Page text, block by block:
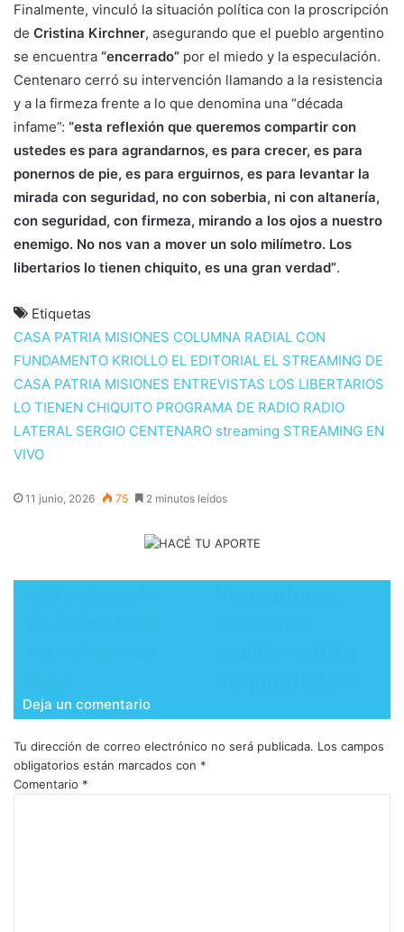
Finalmente, vinculó la situación política con la proscripción
de Cristina Kirchner, asegurando que el pueblo argentino
se encuentra “encerrado” por el miedo y la especulación.
Centenaro cerró su intervención llamando a la resistencia
y a la firmeza frente a lo que denomina una “década
infame”: “esta reflexión que queremos compartir con
ustedes es para agrandarnos, es para crecer, es para
ponernos de pie, es para erguirnos, es para levantar la
mirada con seguridad, no con soberbia, ni con altanería,
con seguridad, con firmeza, mirando a los ojos a nuestro
enemigo. No nos van a mover un solo milímetro. Los
libertarios lo tienen chiquito, es una gran verdad”.
Etiquetas
CASA PATRIA MISIONES COLUMNA RADIAL CON
FUNDAMENTO KRIOLLO EL EDITORIAL EL STREAMING DE
CASA PATRIA MISIONES ENTREVISTAS LOS LIBERTARIOS
LO TIENEN CHIQUITO PROGRAMA DE RADIO RADIO
LATERAL SERGIO CENTENARO streaming STREAMING EN
VIVO
11 junio, 2026 75 2 minutos leídos
Deja un comentario
Tu dirección de correo electrónico no será publicada. Los campos
obligatorios están marcados con *
Comentario *